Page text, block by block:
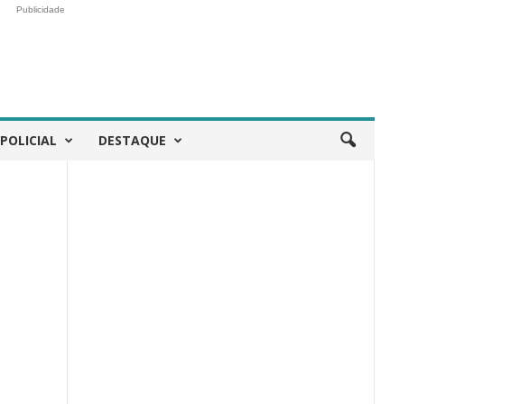
Publicidade
POLICIAL DESTAQUE